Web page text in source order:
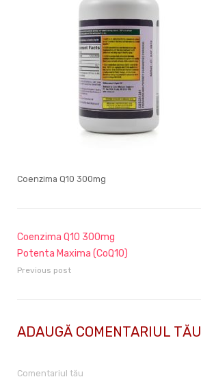
Coenzima Q10 300mg
Coenzima Q10 300mg
Potenta Maxima (CoQ10)
Previous post
ADAUGĂ COMENTARIUL TĂU